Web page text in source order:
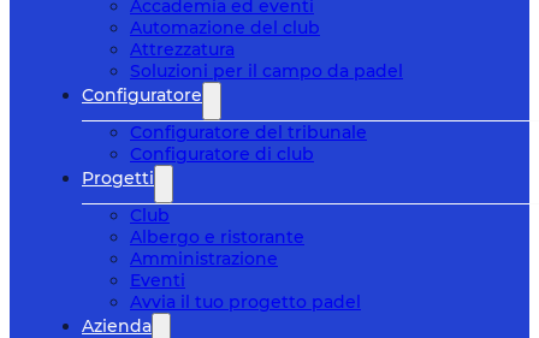
Accademia ed eventi
Automazione del club
Attrezzatura
Soluzioni per il campo da padel
Configuratore
Configuratore del tribunale
Configuratore di club
Progetti
Club
Albergo e ristorante
Amministrazione
Eventi
Avvia il tuo progetto padel
Azienda